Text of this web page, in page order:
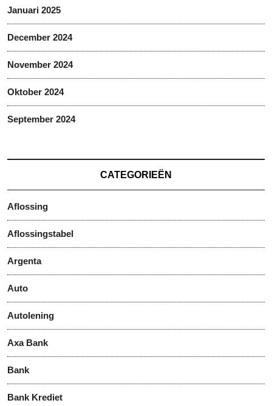
Januari 2025
December 2024
November 2024
Oktober 2024
September 2024
CATEGORIEËN
Aflossing
Aflossingstabel
Argenta
Auto
Autolening
Axa Bank
Bank
Bank Krediet